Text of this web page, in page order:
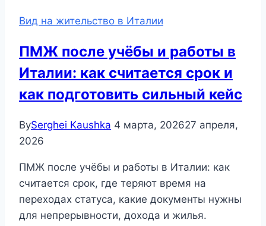
Вид на жительство в Италии
ПМЖ после учёбы и работы в
Италии: как считается срок и
как подготовить сильный кейс
BySerghei Kaushka 4 марта, 202627 апреля,
2026
ПМЖ после учёбы и работы в Италии: как
считается срок, где теряют время на
переходах статуса, какие документы нужны
для непрерывности, дохода и жилья.